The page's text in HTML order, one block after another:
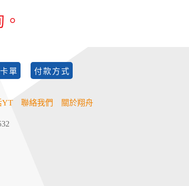
單 付款方式
YT 聯絡我們 關於翔舟